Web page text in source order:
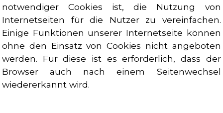
notwendiger Cookies ist, die Nutzung von
Internetseiten für die Nutzer zu vereinfachen.
Einige Funktionen unserer Internetseite können
ohne den Einsatz von Cookies nicht angeboten
werden. Für diese ist es erforderlich, dass der
Browser auch nach einem Seitenwechsel
wiedererkannt wird.